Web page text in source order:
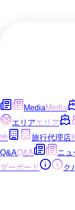
MediaMedia
エリアエリア
地
旅行代理店
Q&AQ&A ニュ
ダーボード
ク